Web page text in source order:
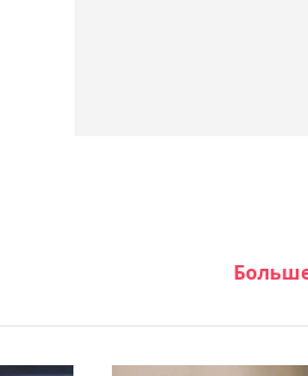
Синнер может
турнир в